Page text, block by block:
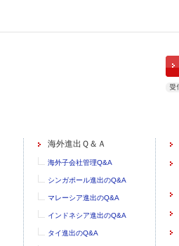
海外進出Ｑ＆Ａ
海外子会社管理Q&A
シンガポール進出のQ&A
マレーシア進出のQ&A
インドネシア進出のQ&A
タイ進出のQ&A